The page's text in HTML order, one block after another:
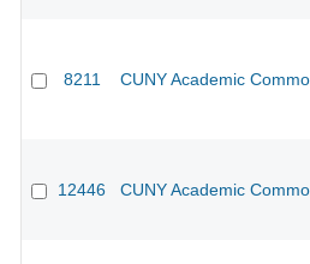
8211 CUNY Academic
12446 CUNY Academic